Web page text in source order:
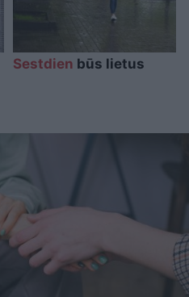
Sestdien būs lietus